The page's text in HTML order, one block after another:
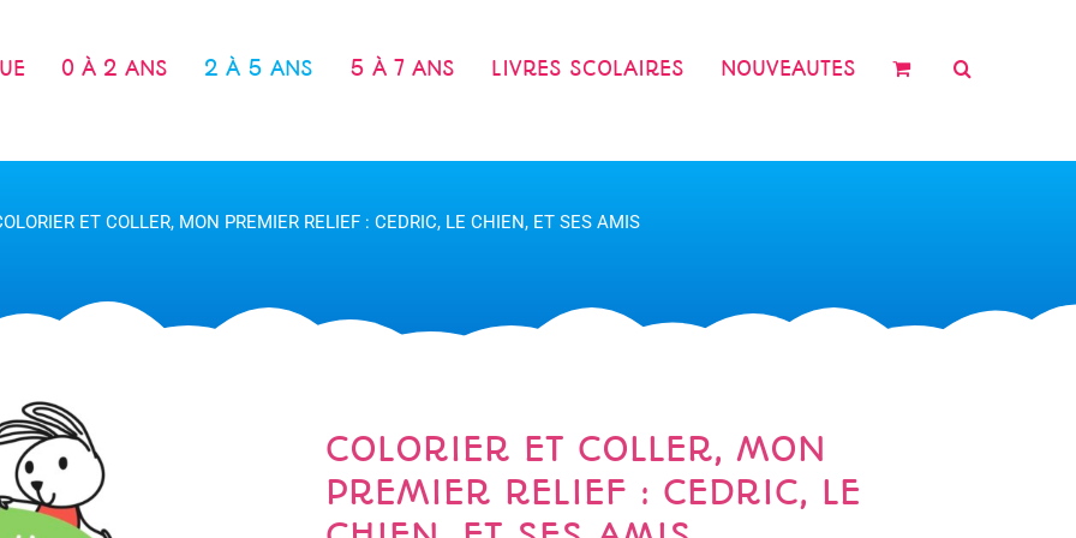
0 À 2 ANS 2 À 5 ANS 5 À 7 ANS LIVRES SCOLAIRES NOUVEAUTES
ET COLLER, MON PREMIER RELIEF : CEDRIC, LE CHIEN, ET SES AMIS
COLORIER ET COLLER, MON
PREMIER RELIEF : CEDRIC, LE